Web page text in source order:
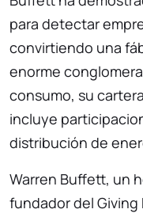
para detectar
convirtiendo una
enorme
consumo, su
incluye
distribución de
Warren Buffett, un
fundador del Giving